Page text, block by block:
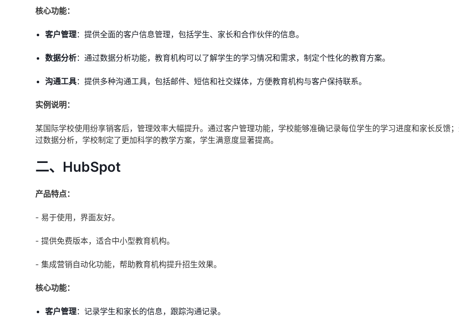
核心功能：
客户管理：提供全面的客户信息管理，包括学生、家长和合作伙伴的信息。
数据分析：通过数据分析功能，教育机构可以了解学生的学习情况和需求，制定个性化的教育方案。
沟通工具：提供多种沟通工具，包括邮件、短信和社交媒体，方便教育机构与客户保持联系。
实例说明：
某国际学校使用纷享销客后，管理效率大幅提升。通过客户管理功能，学校能够准确记录每位学生的学习进度和家长反馈
过数据分析，学校制定了更加科学的教学方案，学生满意度显著提高。
二、HubSpot
产品特点：
- 易于使用，界面友好。
- 提供免费版本，适合中小型教育机构。
- 集成营销自动化功能，帮助教育机构提升招生效果。
核心功能：
客户管理：记录学生和家长的信息，跟踪沟通记录。